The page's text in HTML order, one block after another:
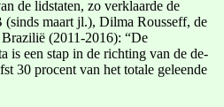
de lidstaten, zo verklaarde de
maart jl.), Dilma Rousseff, de
(2011-2016): “De
is een stap in de richting van de de-
30 procent van het totale geleende